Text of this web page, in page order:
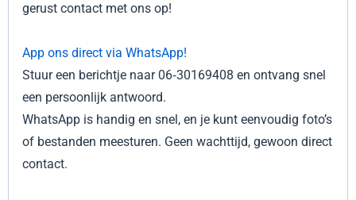
gerust contact met ons op!
App ons direct via WhatsApp!
Stuur een berichtje naar 06‑30169408 en ontvang snel
een persoonlijk antwoord.
WhatsApp is handig en snel, en je kunt eenvoudig foto’s
of bestanden meesturen. Geen wachttijd, gewoon direct
contact.